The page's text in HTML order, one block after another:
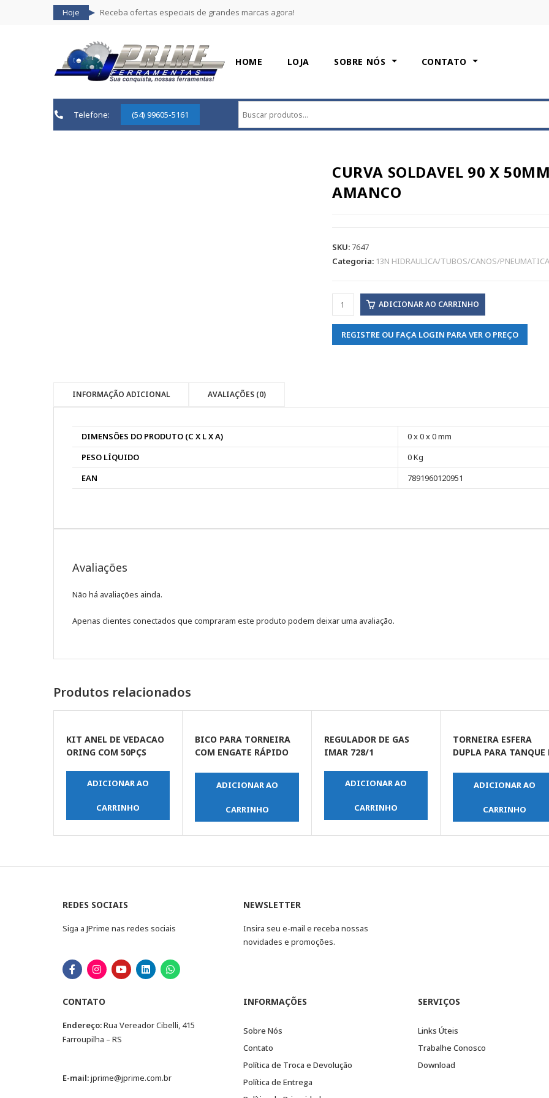
Hoje Receba ofertas especiais de grandes marcas agora!
HOME LOJA SOBRE NÓS CONTATO
Telefone: (54) 99605-5161
CURVA SOLDAVEL 90 X 50MM
AMANCO
SKU: 7647
Categoria: 13N HIDRAULICA/TUBOS/CANOS/
ADICIONAR AO CARRINHO
REGISTRE OU FAÇA LOGIN PARA VER O PREÇO
INFORMAÇÃO ADICIONAL AVALIAÇÕES (0)
DIMENSÕES DO PRODUTO (C X L X A)
0 x 0 x 0 mm
PESO LÍQUIDO
0 Kg
EAN
7891960120951
Avaliações
Não há avaliações ainda.
Apenas clientes conectados que compraram este produto podem deixar uma avaliação.
Produtos relacionados
KIT ANEL DE VEDACAO
ORING COM 50PÇS
ADICIONAR AO
CARRINHO
BICO PARA TORNEIRA
COM ENGATE RÁPIDO
ADICIONAR AO
CARRINHO
REGULADOR DE GAS
IMAR 728/1
ADICIONAR AO
CARRINHO
TORNEIRA ESFERA
DUPLA PARA TANQUE
ADICIONAR AO
CARRINHO
REDES SOCIAIS
Siga a JPrime nas redes sociais
NEWSLETTER
Insira seu e-mail e receba nossas
novidades e promoções.
CONTATO
Endereço:Rua Vereador Cibelli, 415
Farroupilha – RS
E-mail:jprime@jprime.com.br
INFORMAÇÕES
Sobre Nós
Contato
Política de Troca e Devolução
Política de Entrega
SERVIÇOS
Links Úteis
Trabalhe Conosco
Download